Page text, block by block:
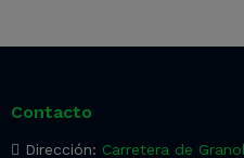
Contacto
Dirección: Carretera de